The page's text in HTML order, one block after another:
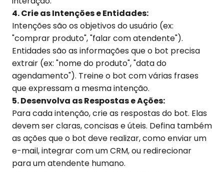
4. Crie as Intenções e Entidades:
Intenções são os objetivos do usuário (ex:
"comprar produto", "falar com atendente").
Entidades são as informações que o bot precisa
extrair (ex: "nome do produto", "data do
agendamento"). Treine o bot com várias frases
que expressam a mesma intenção.
5. Desenvolva as Respostas e Ações:
Para cada intenção, crie as respostas do bot. Elas
devem ser claras, concisas e úteis. Defina também
as ações que o bot deve realizar, como enviar um
e-mail, integrar com um CRM, ou redirecionar
para um atendente humano.